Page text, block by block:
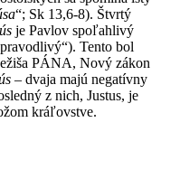
“; Sk 13,6-8). Štvrtý
je Pavlov spoľahlivý
Tento bol
PÁNA, Nový zákon
– dvaja majú negatívny
z nich, Justus, je
kráľovstve.